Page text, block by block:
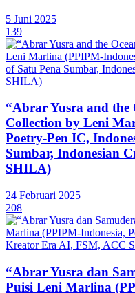
5 Juni 2025
139
“Abrar Yusra and the
Collection by Leni
Poetry-Pen IC,
Sumbar, Indonesian
SHILA)
24 Februari 2025
208
“Abrar Yusra dan
Puisi Leni Marlina